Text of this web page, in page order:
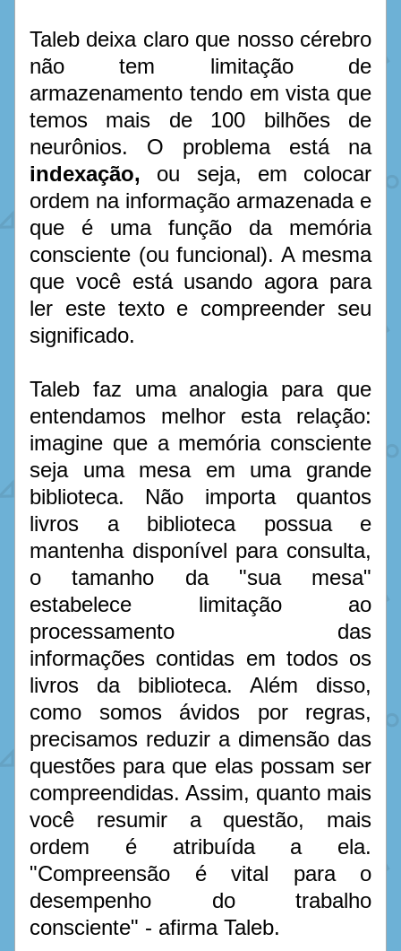
Taleb deixa claro que nosso cérebro
não tem limitação de
armazenamento tendo em vista que
temos mais de 100 bilhões de
neurônios. O problema está na
indexação, ou seja, em colocar
ordem na informação armazenada e
que é uma função da memória
consciente (ou funcional). A mesma
que você está usando agora para
ler este texto e compreender seu
significado.
Taleb faz uma analogia para que
entendamos melhor esta relação:
imagine que a memória consciente
seja uma mesa em uma grande
biblioteca. Não importa quantos
livros a biblioteca possua e
mantenha disponível para consulta,
o tamanho da "sua mesa"
estabelece limitação ao
processamento das
informações contidas em todos os
livros da biblioteca. Além disso,
como somos ávidos por regras,
precisamos reduzir a dimensão das
questões para que elas possam ser
compreendidas. Assim, quanto mais
você resumir a questão, mais
ordem é atribuída a ela.
"Compreensão é vital para o
desempenho do trabalho
consciente" - afirma Taleb.